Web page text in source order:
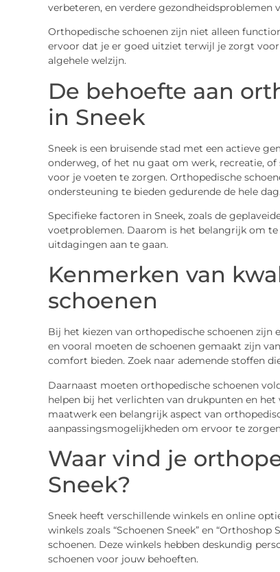
verbeteren, en verdere gezondheidsproblemen
Orthopedische schoenen zijn niet alleen
ervoor dat je er goed uitziet terwijl je zorgt
algehele welzijn.
De behoefte aan
in Sneek
Sneek is een bruisende stad met een actieve
onderweg, of het nu gaat om werk, recreatie,
voor je voeten te zorgen. Orthopedische
ondersteuning te bieden gedurende de hele dag.
Specifieke factoren in Sneek, zoals de
voetproblemen. Daarom is het belangrijk om
uitdagingen aan te gaan.
Kenmerken van
schoenen
Bij het kiezen van orthopedische schoenen
en vooral moeten de schoenen gemaakt zijn
comfort bieden. Zoek naar ademende stoffen
Daarnaast moeten orthopedische schoenen
helpen bij het verlichten van drukpunten en
maatwerk een belangrijk aspect van
aanpassingsmogelijkheden om ervoor te
Waar vind je
Sneek?
Sneek heeft verschillende winkels en online
winkels zoals “Schoenen Sneek” en
schoenen. Deze winkels hebben deskundig
schoenen voor jouw behoeften.